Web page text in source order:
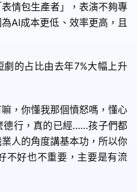
情包生產者」，表演不夠專
AI成本更低、效率更高，且
的占比由去年7%大幅上升
，你懂我那個憤怒嗎，懂心
德行，真的已經……孩子們都
人的角度講基本功，所以你
不好也不重要，主要是有流